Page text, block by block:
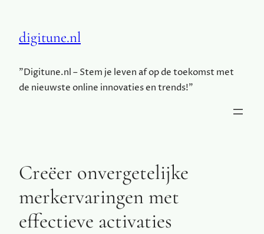
digitune.nl
"Digitune.nl – Stem je leven af op de toekomst met
de nieuwste online innovaties en trends!"
Creëer onvergetelijke
merkervaringen met
effectieve activaties